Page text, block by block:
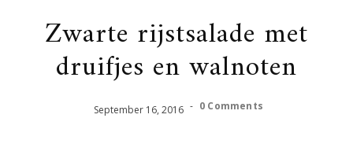
Zwarte rijstsalade met
druifjes en walnoten
September 16, 2016 - 0 Comments